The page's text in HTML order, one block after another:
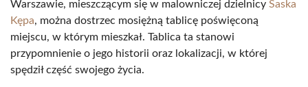
Warszawie, mieszczącym się w malowniczej dzielnicy Saska
Kępa, można dostrzec mosiężną tablicę poświęconą
miejscu, w którym mieszkał. Tablica ta stanowi
przypomnienie o jego historii oraz lokalizacji, w której
spędził część swojego życia.